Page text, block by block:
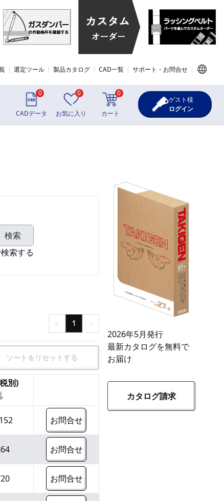
選定ツール 製品カタログ CAD一覧 サポート・お問合せ
0
CADデータ
0
お気に入り
0
カート
ゲスト様
ログイン
検索
索する
< 1 >
ソートをリセットする
別)
お問合せ
お問合せ
お問合せ
2026年5月発行
最新カタログを無料で
お届け
カタログ請求